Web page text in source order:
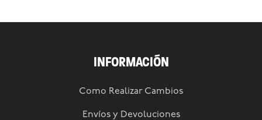
INFORMACIÓN
Como Realizar Cambios
Envíos y Devoluciones